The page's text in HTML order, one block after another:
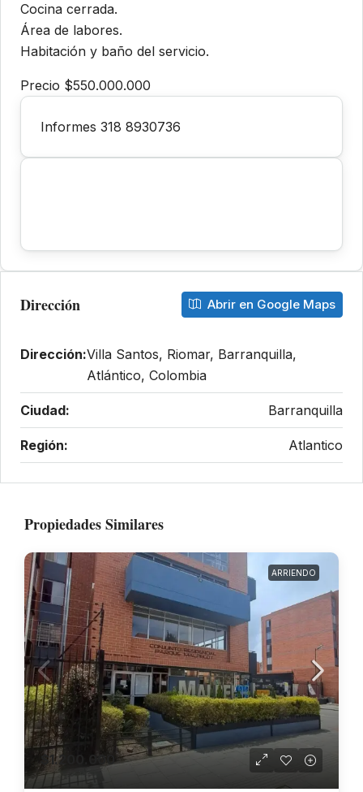
Cocina cerrada.
Área de labores.
Habitación y baño del servicio.
Precio $550.000.000
Informes 318 8930736
Dirección Abrir en Google Maps
Dirección:Villa Santos, Riomar, Barranquilla,
Atlántico, Colombia
Ciudad: Barranquilla
Región: Atlantico
Propiedades Similares
ARRIENDO
$1.200.000